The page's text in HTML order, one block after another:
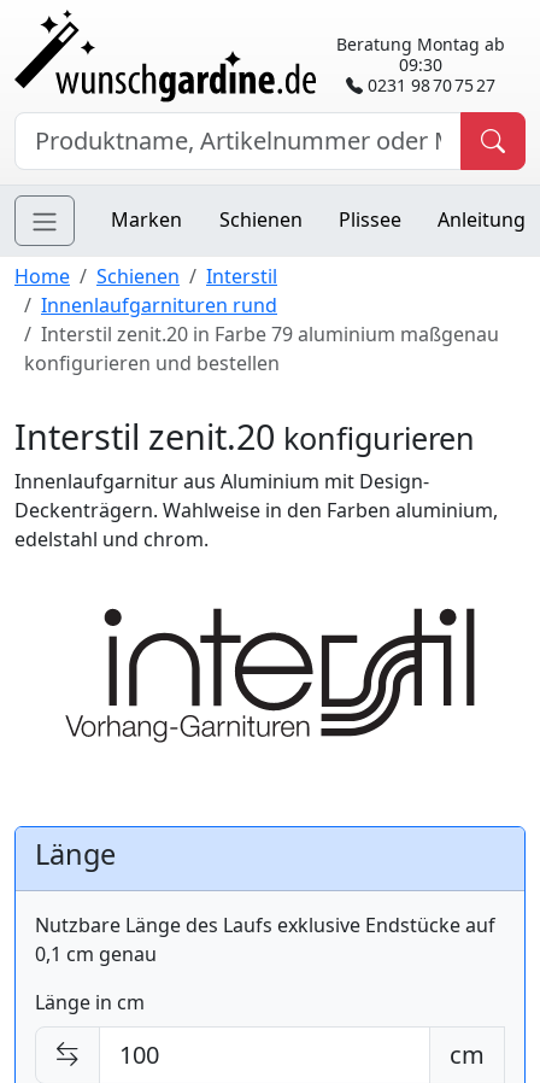
Beratung Montag ab
09:30
0231 98 70 75 27
Marken Schienen Plissee Anleitung
Home Schienen
Interstil
Innenlaufgarnituren rund
Interstil zenit.20 in Farbe 79 aluminium maßgenau
konfigurieren und bestellen
Interstil zenit.20 konfigurieren
Innenlaufgarnitur aus Aluminium mit Design-
Deckenträgern. Wahlweise in den Farben aluminium,
edelstahl und chrom.
Länge
Nutzbare Länge des Laufs exklusive Endstücke auf
0,1 cm genau
Länge in cm
cm